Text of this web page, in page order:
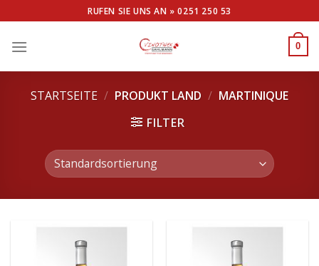
to
content
RUFEN SIE UNS AN »0251 250 53
0
STARTSEITE / PRODUKT LAND / MARTINIQUE
FILTER